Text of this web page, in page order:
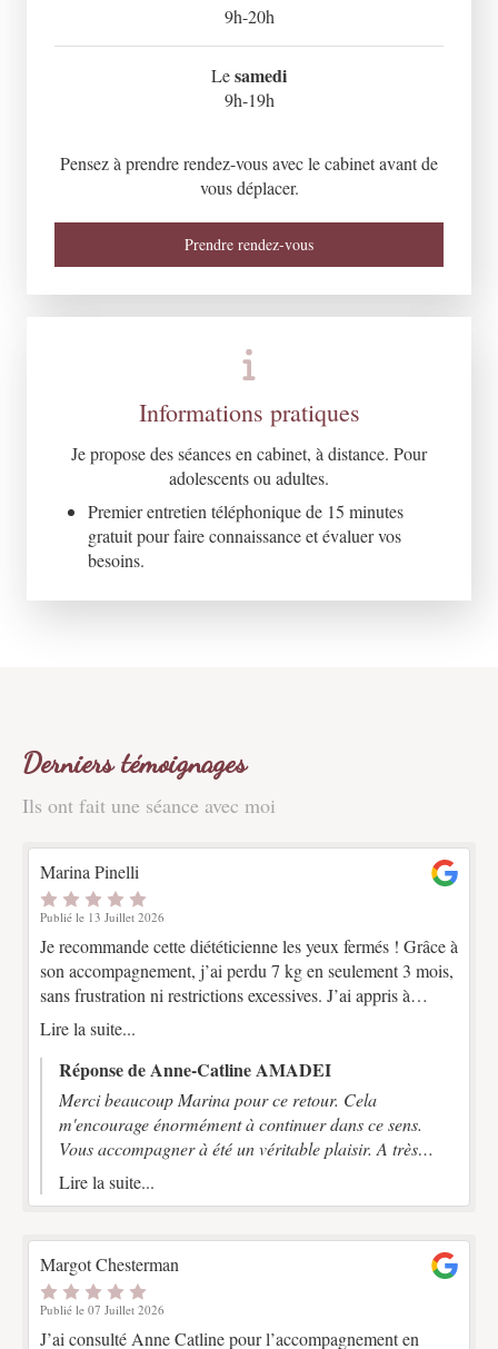
9h-20h
Lesamedi
9h-19h
Pensez à prendre rendez-vous avec le cabinet avant de
vous déplacer.
Prendre rendez-vous
Informations pratiques
Je propose des séances en cabinet, à distance. Pour
adolescents ou adultes.
Premier entretien téléphonique de 15 minutes
gratuit pour faire connaissance et évaluer vos
besoins.
Derniers témoignages
Ils ont fait une séance avec moi
Marina Pinelli
Publié le 13 Juillet 2026
Je recommande cette diététicienne les yeux fermés ! Grâce à
son accompagnement, j’ai perdu 7 kg en seulement 3 mois,
sans frustration ni restrictions excessives. J’ai appris à
rééquilibrer mon alimentation tout en continuant à me faire
durable. Elle est à l’écoute, bienveillante et donne des
conseils simples, efficaces et adaptés à notre quotidien. Un
immense merci pour son professionnalisme et son soutien.
Je la recommande sans hésitation !
Lire la suite...
Réponse de Anne-Catline AMADEI
Merci beaucoup Marina pour ce retour. Cela
m'encourage énormément à continuer dans ce sens.
Vous accompagner à été un véritable plaisir. A très
bientôt Anne-Catline Amadei
Lire la suite...
Margot Chesterman
Publié le 07 Juillet 2026
J’ai consulté Anne Catline pour l’accompagnement en